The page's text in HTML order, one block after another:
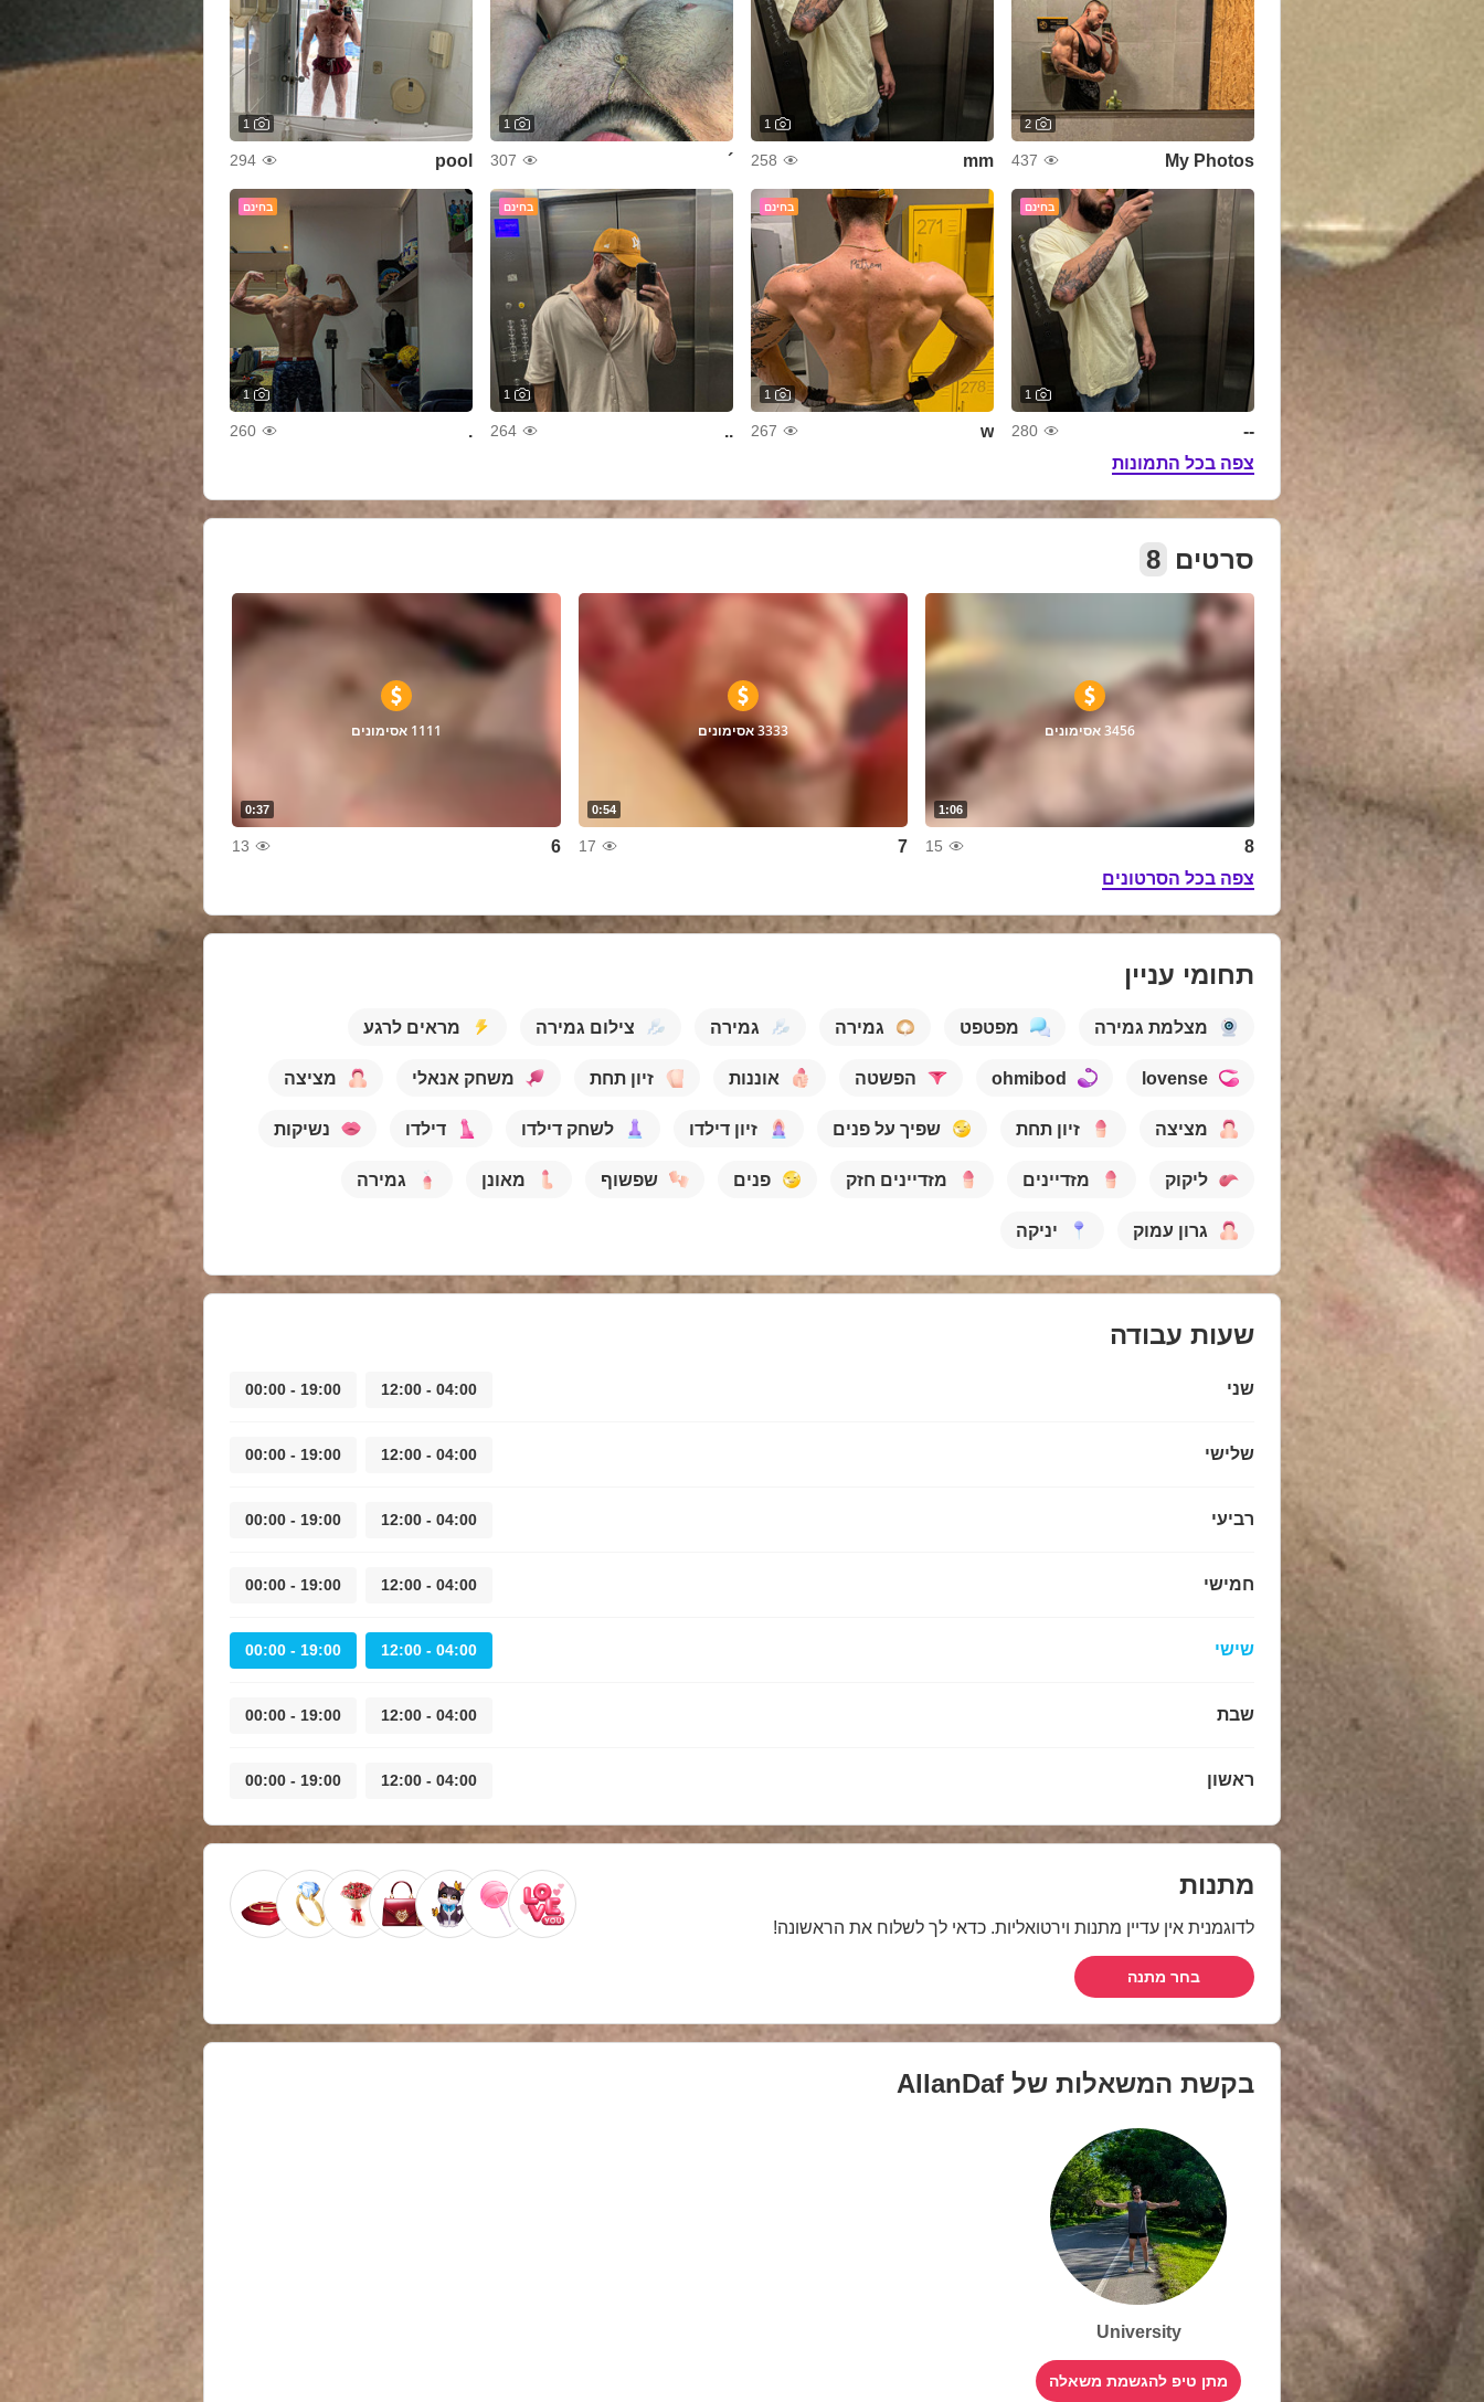
2
My Photos
437
1
mm
258
1
´
307
1
pool
294
בחינם
1
--
280
בחינם
1
w
267
בחינם
1
..
264
בחינם
1
.
260
צפה בכל התמונות
סרטים 8
1:06
3456 אסימונים
8
15
0:54
3333 אסימונים
7
17
0:37
1111 אסימונים
6
13
צפה בכל הסרטונים
תחומי עניין
מצלמת גמירה מפטפט גמירה גמירה צילום גמירה מראים לרגע
lovense
ohmibod הפשטה אוננות זיון תחת משחק אנאלי מציצה
מציצה זיון תחת שפיך על פנים זיון דילדו לשחק דילדו דילדו נשיקות
ליקוק מזדיינים מזדיינים חזק פנים שפשוף מאונן גמירה
גרון עמוק יניקה
שעות עבודה
שני 04:00 - 12:00
19:00 - 00:00
שלישי 04:00 - 12:00
19:00 - 00:00
רביעי 04:00 - 12:00
19:00 - 00:00
חמישי 04:00 - 12:00
19:00 - 00:00
שישי 04:00 - 12:00
19:00 - 00:00
שבת 04:00 - 12:00
19:00 - 00:00
ראשון 04:00 - 12:00
19:00 - 00:00
מתנות
לדוגמנית אין עדיין מתנות וירטואליות. כדאי לך לשלוח את הראשונה!
בחר מתנה
בקשת המשאלות של AllanDaf
University
מתן טיפ להגשמת משאלה